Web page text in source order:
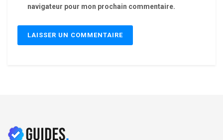
navigateur pour mon prochain commentaire.